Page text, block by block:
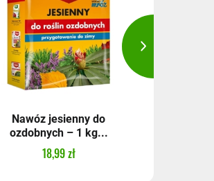
Nawóz jesienny do
ozdobnych – 1 kg...
18,99 zł